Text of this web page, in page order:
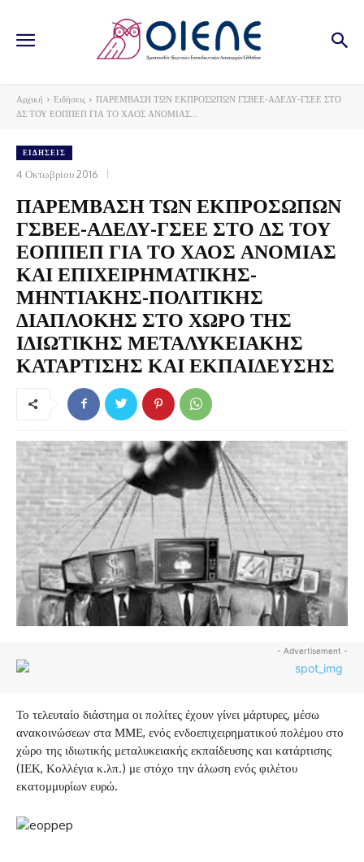
Αρχική Ειδήσεις
ΠΑΡΕΜΒΑΣΗ ΤΩΝ ΕΚΠΡΟΣΩΠΩΝ ΓΣΒΕΕ-ΑΔΕΔΥ-ΓΣΕΕ ΣΤΟ
ΔΣ ΤΟΥ ΕΟΠΠΕΠ ΓΙΑ ΤΟ ΧΑΟΣ ΑΝΟΜΙΑΣ...
ΕΙΔΉΣΕΙΣ
4 Οκτωβρίου 2016
ΠΑΡΕΜΒΑΣΗ ΤΩΝ ΕΚΠΡΟΣΩΠΩΝ
ΓΣΒΕΕ-ΑΔΕΔΥ-ΓΣΕΕ ΣΤΟ ΔΣ ΤΟΥ
ΕΟΠΠΕΠ ΓΙΑ ΤΟ ΧΑΟΣ ΑΝΟΜΙΑΣ
ΚΑΙ ΕΠΙΧΕΙΡΗΜΑΤΙΚΗΣ-
ΜΗΝΤΙΑΚΗΣ-ΠΟΛΙΤΙΚΗΣ
ΔΙΑΠΛΟΚΗΣ ΣΤΟ ΧΩΡΟ ΤΗΣ
ΙΔΙΩΤΙΚΗΣ ΜΕΤΑΛΥΚΕΙΑΚΗΣ
ΚΑΤΑΡΤΙΣΗΣ ΚΑΙ ΕΚΠΑΙΔΕΥΣΗΣ
- Advertisement -
Το τελευταίο διάστημα οι πολίτες έχουν γίνει μάρτυρες, μέσω
ανακοινώσεων στα ΜΜΕ, ενός ενδοεπιχειρηματικού πολέμου στο
χώρο της ιδιωτικής μεταλυκειακής εκπαίδευσης και κατάρτισης
(ΙΕΚ, Κολλέγια κ.λπ.) με στόχο την άλωση ενός φιλέτου
εκατομμυρίων ευρώ.